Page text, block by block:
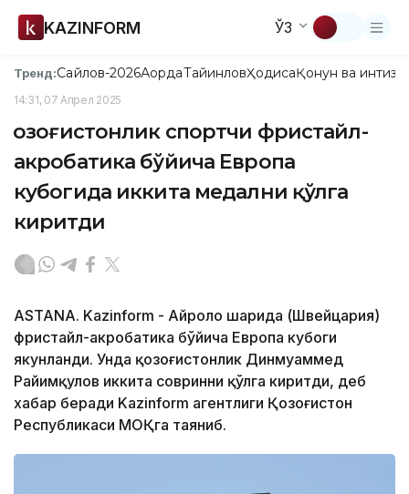
KAZINFORM ЎЗ
Тренд:Сайлов-2026АқордаТайинловҲодисаҚонун ва
14:31, 07 Апрел 2025
Қозоғистонлик спортчи фристайл-
акробатика бўйича Европа
кубогида иккита медални қўлга
киритди
ASTANA. Kazinform - Айроло шаҳрида (Швейцария)
фристайл-акробатика бўйича Европа кубоги
якунланди. Унда қозоғистонлик Динмуҳаммед
Райимқулов иккита совринни қўлга киритди, деб
хабар беради Kazinform агентлиги Қозоғистон
Республикаси МОҚга таяниб.